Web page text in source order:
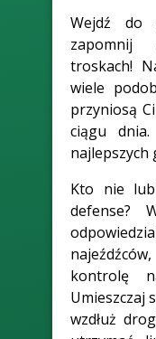
Wejdź do
zapomnij
troskach!
wiele
przyniosą
ciągu
najlepszych
Kto nie
defense?
kontrolę
Umieszczaj
wzdłuż